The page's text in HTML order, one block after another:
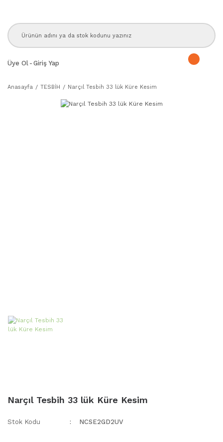
Üye Ol - Giriş Yap
Anasayfa TESBİH Narçıl Tesbih 33 lük Küre Kesim
Narçıl Tesbih 33 lük Küre Kesim
Stok Kodu NCSE2GD2UV